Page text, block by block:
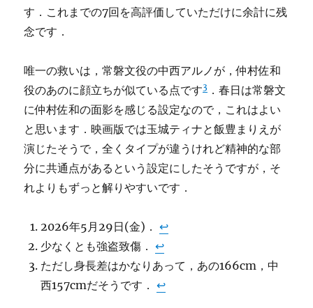
す．これまでの7回を高評価していただけに余計に残
念です．
唯一の救いは，常磐文役の中西アルノが，仲村佐和
役のあのに顔立ちが似ている点です3 ．春日は常磐文
に仲村佐和の面影を感じる設定なので，これはよい
と思います．映画版では玉城ティナと飯豊まりえが
演じたそうで，全くタイプが違うけれど精神的な部
分に共通点があるという設定にしたそうですが，そ
れよりもずっと解りやすいです．
2026年5月29日(金)．↩︎
少なくとも強盗致傷．↩︎
ただし身長差はかなりあって，あの166cm，中
西157cmだそうです．↩︎